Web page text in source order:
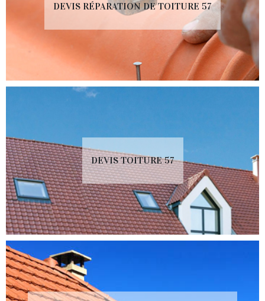
DEVIS RÉPARATION DE TOITURE 57
DEVIS TOITURE 57